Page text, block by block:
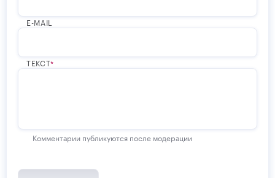
E-MAIL
ТЕКСТ
Комментарии публикуются после модерации